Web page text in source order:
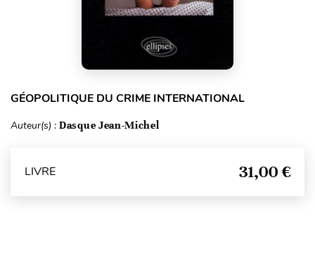
GÉOPOLITIQUE DU CRIME INTERNATIONAL
Auteur(s) : Dasque Jean-Michel
LIVRE 31,00 €